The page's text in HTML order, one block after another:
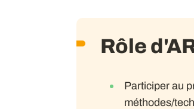
Rôle
Participer au
méthodes/